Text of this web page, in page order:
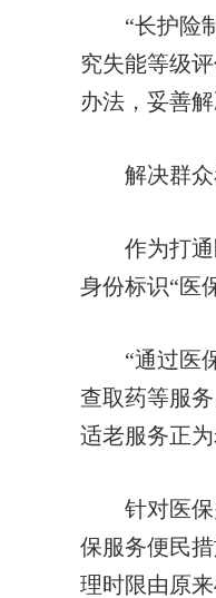
“长护险制
究失能等级
办法，妥善
解决群
作为打通医
身份标识“医
“通过医保
查取药等服
适老服务正为
针对医保关
保服务便民
理时限由原